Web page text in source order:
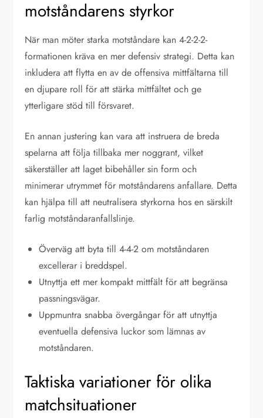
motståndarens styrkor
När man möter starka motståndare kan 4-2-2-2-
formationen kräva en mer defensiv strategi. Detta kan
inkludera att flytta en av de offensiva mittfältarna till
en djupare roll för att stärka mittfältet och ge
ytterligare stöd till försvaret.
En annan justering kan vara att instruera de breda
spelarna att följa tillbaka mer noggrant, vilket
säkerställer att laget bibehåller sin form och
minimerar utrymmet för motståndarens anfallare. Detta
kan hjälpa till att neutralisera styrkorna hos en särskilt
farlig motståndaranfallslinje.
Överväg att byta till 4-4-2 om motståndaren
excellerar i breddspel.
Utnyttja ett mer kompakt mittfält för att begränsa
passningsvägar.
Uppmuntra snabba övergångar för att utnyttja
eventuella defensiva luckor som lämnas av
motståndaren.
Taktiska variationer för olika
matchsituationer